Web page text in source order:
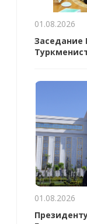
01.08.2026
Заседание
01.08.2026